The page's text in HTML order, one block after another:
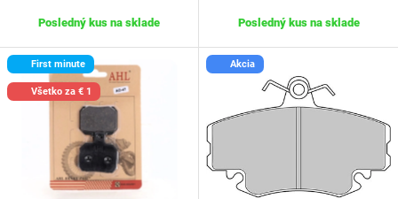
Posledný kus na sklade Posledný kus na sklade
First minute
Všetko za € 1
Akcia